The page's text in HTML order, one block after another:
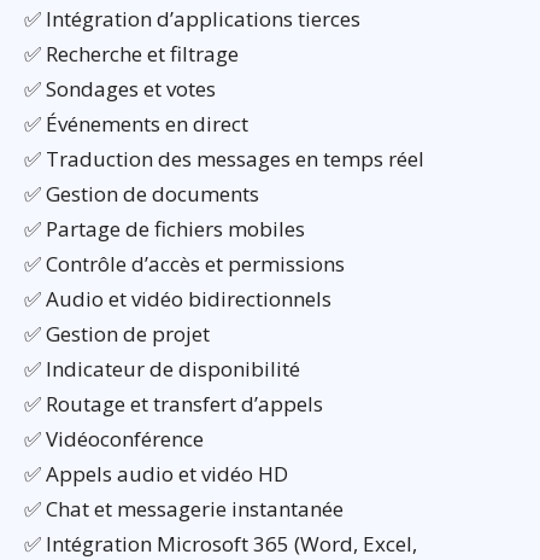
✅ Intégration d’applications tierces
✅ Recherche et filtrage
✅ Sondages et votes
✅ Événements en direct
✅ Traduction des messages en temps réel
✅ Gestion de documents
✅ Partage de fichiers mobiles
✅ Contrôle d’accès et permissions
✅ Audio et vidéo bidirectionnels
✅ Gestion de projet
✅ Indicateur de disponibilité
✅ Routage et transfert d’appels
✅ Vidéoconférence
✅ Appels audio et vidéo HD
✅ Chat et messagerie instantanée
✅ Intégration Microsoft 365 (Word, Excel,